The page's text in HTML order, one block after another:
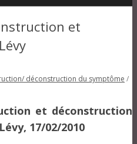
et
déconstruction du symptôme /
et déconstruction
, 17/02/2010